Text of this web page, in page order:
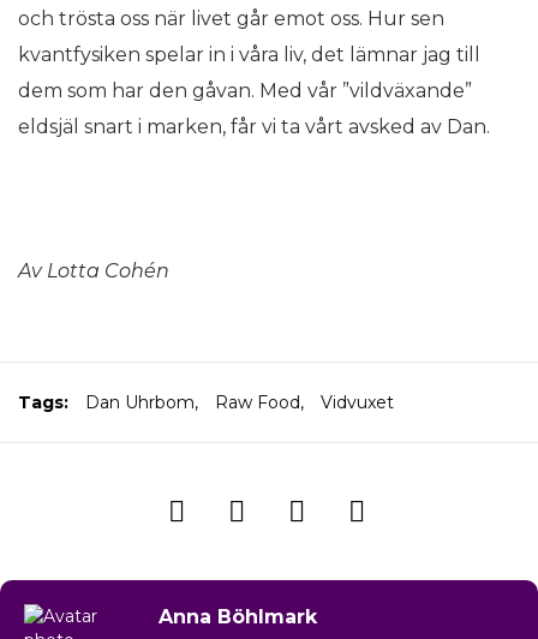
och trösta oss när livet går emot oss. Hur sen
kvantfysiken spelar in i våra liv, det lämnar jag till
dem som har den gåvan. Med vår ”vildväxande”
eldsjäl snart i marken, får vi ta vårt avsked av Dan.
Av Lotta Cohén
Tags: Dan Uhrbom, Raw Food, Vidvuxet
Anna Böhlmark